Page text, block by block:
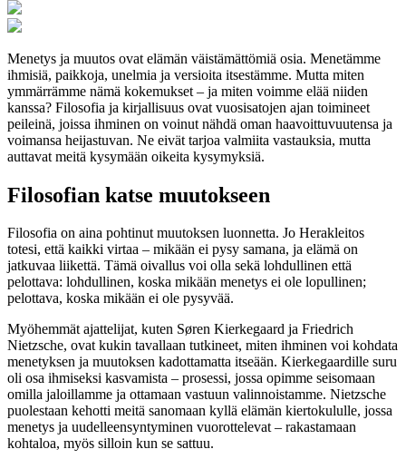
Menetys ja muutos ovat elämän väistämättömiä osia. Menetämme
ihmisiä, paikkoja, unelmia ja versioita itsestämme. Mutta miten
ymmärrämme nämä kokemukset – ja miten voimme elää niiden
kanssa? Filosofia ja kirjallisuus ovat vuosisatojen ajan toimineet
peileinä, joissa ihminen on voinut nähdä oman haavoittuvuutensa ja
voimansa heijastuvan. Ne eivät tarjoa valmiita vastauksia, mutta
auttavat meitä kysymään oikeita kysymyksiä.
Filosofian katse muutokseen
Filosofia on aina pohtinut muutoksen luonnetta. Jo Herakleitos
totesi, että kaikki virtaa – mikään ei pysy samana, ja elämä on
jatkuvaa liikettä. Tämä oivallus voi olla sekä lohdullinen että
pelottava: lohdullinen, koska mikään menetys ei ole lopullinen;
pelottava, koska mikään ei ole pysyvää.
Myöhemmät ajattelijat, kuten Søren Kierkegaard ja Friedrich
Nietzsche, ovat kukin tavallaan tutkineet, miten ihminen voi kohdata
menetyksen ja muutoksen kadottamatta itseään. Kierkegaardille suru
oli osa ihmiseksi kasvamista – prosessi, jossa opimme seisomaan
omilla jaloillamme ja ottamaan vastuun valinnoistamme. Nietzsche
puolestaan kehotti meitä sanomaan kyllä elämän kiertokululle, jossa
menetys ja uudelleensyntyminen vuorottelevat – rakastamaan
kohtaloa, myös silloin kun se sattuu.